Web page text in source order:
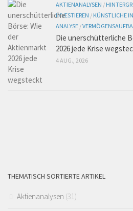
AKTIENANALYSEN /
INVESTIEREN / KÜNSTLICHE
ANALYSE /
Die unerschütterliche
2026 jede Krise
4 AUG., 2026
THEMATISCH SORTIERTE ARTIKEL
Aktienanalysen (31)